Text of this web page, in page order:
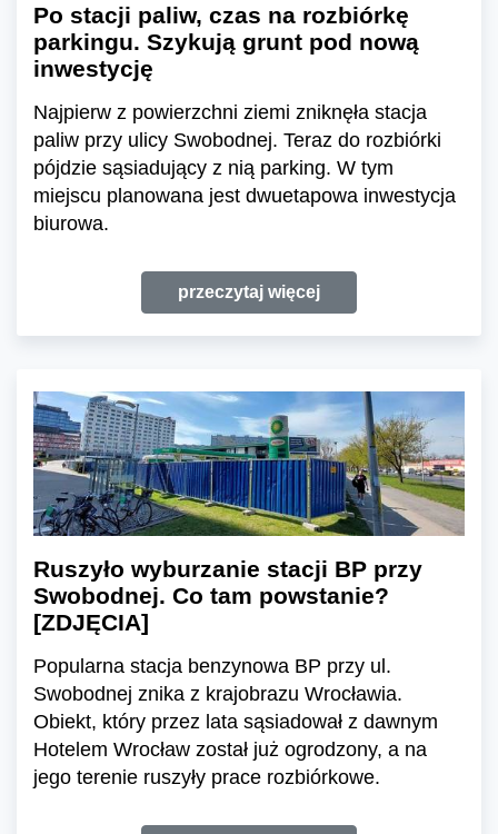
Po stacji paliw, czas na rozbiórkę
parkingu. Szykują grunt pod nową
inwestycję
Najpierw z powierzchni ziemi zniknęła stacja
paliw przy ulicy Swobodnej. Teraz do rozbiórki
pójdzie sąsiadujący z nią parking. W tym
miejscu planowana jest dwuetapowa inwestycja
biurowa.
przeczytaj więcej
Ruszyło wyburzanie stacji BP przy
Swobodnej. Co tam powstanie?
[ZDJĘCIA]
Popularna stacja benzynowa BP przy ul.
Swobodnej znika z krajobrazu Wrocławia.
Obiekt, który przez lata sąsiadował z dawnym
Hotelem Wrocław został już ogrodzony, a na
jego terenie ruszyły prace rozbiórkowe.